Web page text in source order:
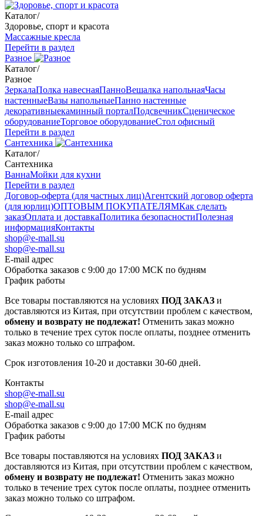
Каталог/
Здоровье, спорт и красота
Массажные кресла
Перейти в раздел
Разное
Каталог/
Разное
ЗеркалаПолка навеснаяПанноВешалка напольнаяЧасы
настенныеВазы напольныеПанно настенные
декоративныекаминный порталПодсвечникСценическое
оборудованиеТорговое оборудованиеСтол офисный
Перейти в раздел
Сантехника
Каталог/
Сантехника
ВаннаМойки для кухни
Перейти в раздел
Договор-оферта (для частных лиц)Агентский договор оферта
(для юрлиц)ОПТОВЫМ ПОКУПАТЕЛЯМКак сделать
заказОплата и доставкаПолитика безопасностиПолезная
информацияКонтакты
shop@e-mall.su
shop@e-mall.su
E-mail адрес
Обработка заказов с 9:00 до 17:00 МСК по будням
График работы
Все товары поставляются на условиях ПОД ЗАКАЗ и
доставляются из Китая, при отсутствии проблем с качеством,
обмену и возврату не подлежат! Отменить заказ можно
только в течение трех суток после оплаты, позднее отменить
заказ можно только со штрафом.
Срок изготовления 10-20 и доставки 30-60 дней.
Контакты
shop@e-mall.su
shop@e-mall.su
E-mail адрес
Обработка заказов с 9:00 до 17:00 МСК по будням
График работы
Все товары поставляются на условиях ПОД ЗАКАЗ и
доставляются из Китая, при отсутствии проблем с качеством,
обмену и возврату не подлежат! Отменить заказ можно
только в течение трех суток после оплаты, позднее отменить
заказ можно только со штрафом.